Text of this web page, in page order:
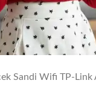
Sandi Wifi TP-